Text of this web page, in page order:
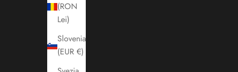
(RON
Lei)
Slovenia
(EUR €)